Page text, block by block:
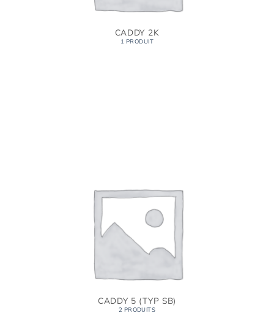
CADDY 2K
1 PRODUIT
CADDY 5 (TYP SB)
2 PRODUITS